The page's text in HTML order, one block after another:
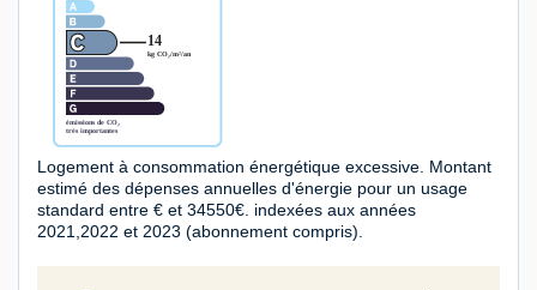
Logement à consommation énergétique excessive. Montant
estimé des dépenses annuelles d'énergie pour un usage
standard entre € et 34550€. indexées aux années
2021,2022 et 2023 (abonnement compris).